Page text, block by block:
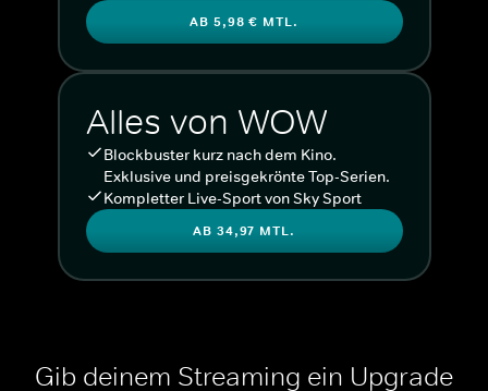
AB 5,98 € MTL.
Alles von WOW
Blockbuster kurz nach dem Kino.
Exklusive und preisgekrönte Top-Serien.
Kompletter Live-Sport von Sky Sport
AB 34,97 MTL.
Gib deinem Streaming ein Upgrade